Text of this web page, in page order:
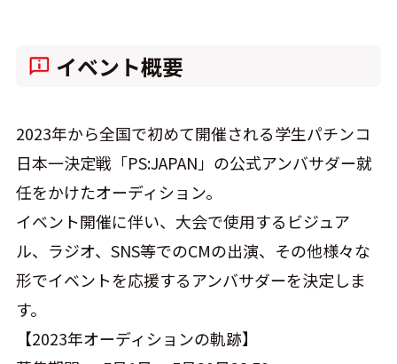
イベント概要
2023年から全国で初めて開催される学生パチンコ
日本一決定戦「PS:JAPAN」の公式アンバサダー就
任をかけたオーディション。
イベント開催に伴い、大会で使用するビジュア
ル、ラジオ、SNS等でのCMの出演、その他様々な
形でイベントを応援するアンバサダーを決定しま
す。
【2023年オーディションの軌跡】